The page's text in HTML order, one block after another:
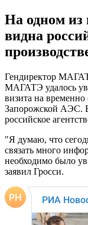
На одном из
видна
Гендиректор
МАГАТЭ удалось
визита на
Запорожской АЭС.
российское
"Я думаю, что
связать много
необходимо было
заявил Гросси.